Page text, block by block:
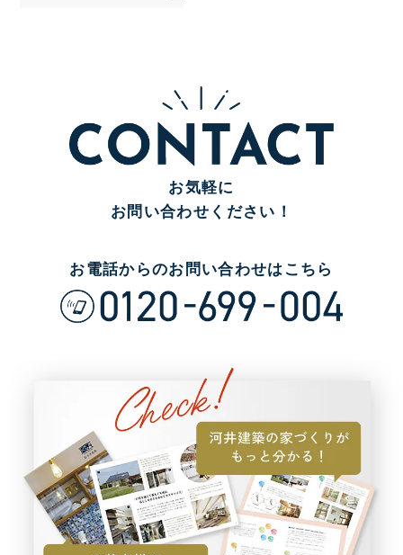
お気軽に
お問い合わせください！
お電話からのお問い合わせはこちら